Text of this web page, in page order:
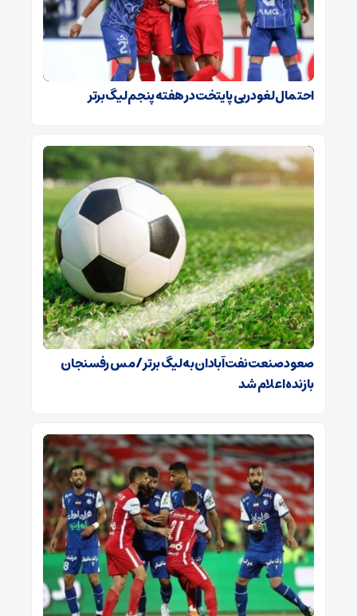
احتمال لغو دربی پایتخت در هفته پنجم لیگ برتر
صعود صنعت نفت آبادان به لیگ برتر / مس رفسنجان
بازنده اعلام شد